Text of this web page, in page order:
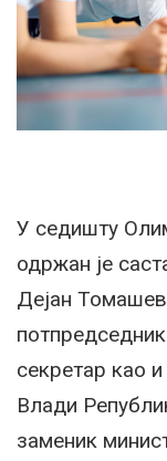
У седишту
одржан је
Дејан
секретар као
Влади
заменик